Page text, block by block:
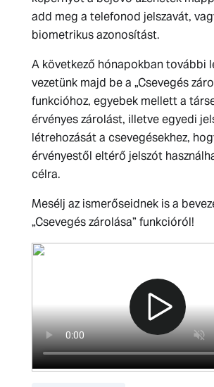
add meg a telefonod jelszavát,
biometrikus azonosítást.
A következő hónapokban további
vezetünk majd be a „Csevegés
funkcióhoz, egyebek mellett a
érvényes zárolást, illetve egyedi
létrehozását a csevegésekhez,
érvényestől eltérő jelszót
célra.
Mesélj az ismerőseidnek is a
„Csevegés zárolása” funkcióról!